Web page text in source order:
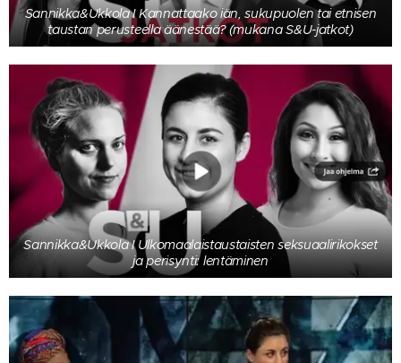
Sannikka&Ukkola I Kannattaako iän, sukupuolen tai etnisen
taustan perusteella äänestää? (mukana S&U-jatkot)
Sannikka&Ukkola I Ulkomaalaistaustaisten seksuaalirikokset
ja perisynti: lentäminen